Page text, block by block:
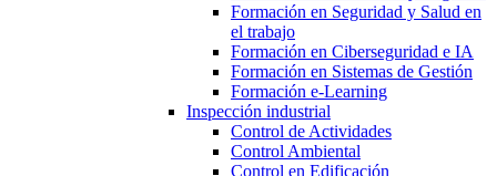
Formación en Seguridad y Salud en
el trabajo
Formación en Ciberseguridad e IA
Formación en Sistemas de Gestión
Formación e-Learning
Inspección industrial
Control de Actividades
Control Ambiental
Control en Edificación